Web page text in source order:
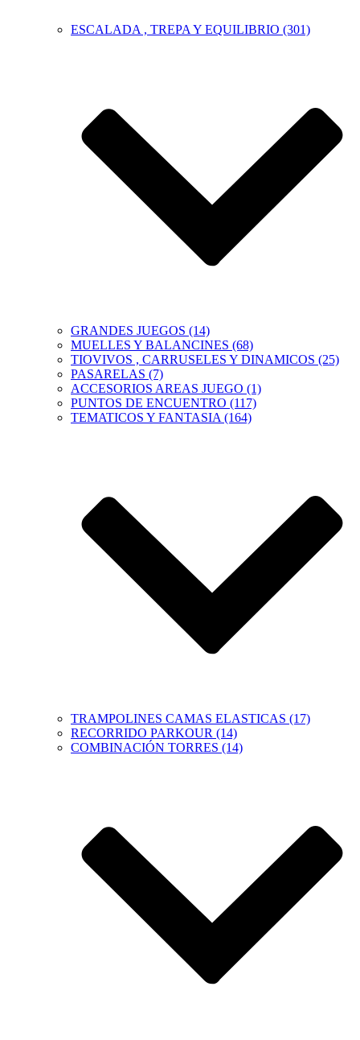
ESCALADA , TREPA Y EQUILIBRIO (301)
GRANDES JUEGOS (14)
MUELLES Y BALANCINES (68)
TIOVIVOS , CARRUSELES Y DINAMICOS (25)
PASARELAS (7)
ACCESORIOS AREAS JUEGO (1)
PUNTOS DE ENCUENTRO (117)
TEMATICOS Y FANTASIA (164)
TRAMPOLINES CAMAS ELASTICAS (17)
RECORRIDO PARKOUR (14)
COMBINACIÓN TORRES (14)